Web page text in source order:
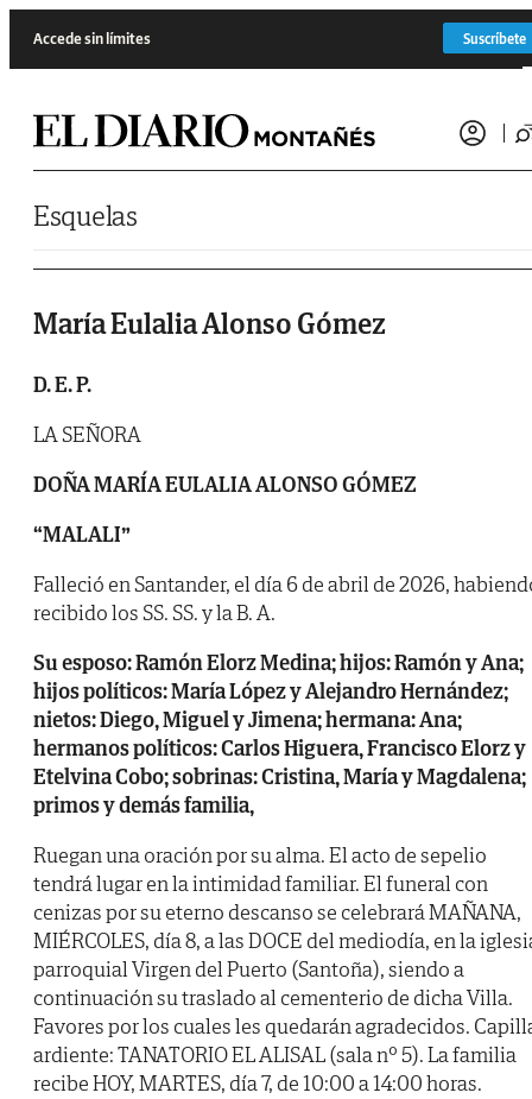
Accede sin límites Suscríbete
Esquelas
María Eulalia Alonso Gómez
D. E. P.
LA SEÑORA
DOÑA MARÍA EULALIA ALONSO GÓMEZ
“MALALI”
Falleció en Santander, el día 6 de abril de 2026,
recibido los SS. SS. y la B. A.
Su esposo: Ramón Elorz Medina; hijos: Ramón y Ana;
hijos políticos: María López y Alejandro Hernández;
nietos: Diego, Miguel y Jimena; hermana: Ana;
hermanos políticos: Carlos Higuera, Francisco Elorz y
Etelvina Cobo; sobrinas: Cristina, María y Magdalena;
primos y demás familia,
Ruegan una oración por su alma. El acto de sepelio
tendrá lugar en la intimidad familiar. El funeral con
cenizas por su eterno descanso se celebrará MAÑANA,
MIÉRCOLES, día 8, a las DOCE del mediodía, en la
parroquial Virgen del Puerto (Santoña), siendo a
continuación su traslado al cementerio de dicha Villa.
Favores por los cuales les quedarán agradecidos.
ardiente: TANATORIO EL ALISAL (sala nº 5). La familia
recibe HOY, MARTES, día 7, de 10:00 a 14:00 horas.